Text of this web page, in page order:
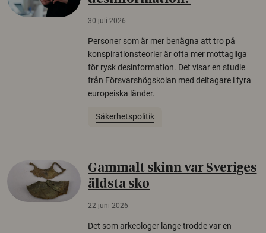
30 juli 2026
Personer som är mer benägna att tro på
konspirationsteorier är ofta mer mottagliga
för rysk desinformation. Det visar en studie
från Försvarshögskolan med deltagare i fyra
europeiska länder.
Säkerhetspolitik
Gammalt skinn var Sveriges
äldsta sko
22 juni 2026
Det som arkeologer länge trodde var en